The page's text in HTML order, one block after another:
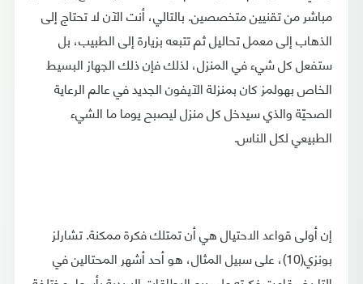
مباشر من تقنيين متخصصين. بالتالي، أنت الآن لا تحتاج إلى
الذهاب إلى معمل تحاليل ثم تتبعه بزيارة إلى الطبيب، بل
ستفعل كل شيء في المنزل، لذلك فإن ذلك الجهاز البسيط
الخاص بهولمز كان بمنزلة الآيفون الجديد في عالم الرعاية
الصحيّة والذي سيدخل كل منزل ليصبح يوما ما الشيء
الطبيعي لكل الناس.
إن أولى قواعد الاحتيال هي أن تمتلك فكرة ممكنة. تشارلز
بونزي(10)، على سبيل المثال، هو أحد أشهر المحتالين في